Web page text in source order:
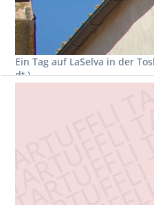
Ein Tag auf LaSelva in der
dt.)